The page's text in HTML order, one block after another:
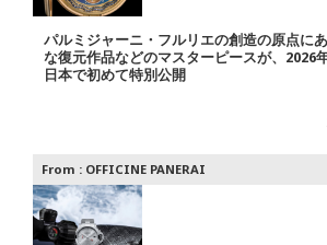
パルミジャーニ・フルリエの創造の原点に
な復元作品などのマスターピースが、2026
日本で初めて特別公開
From : OFFICINE PANERAI